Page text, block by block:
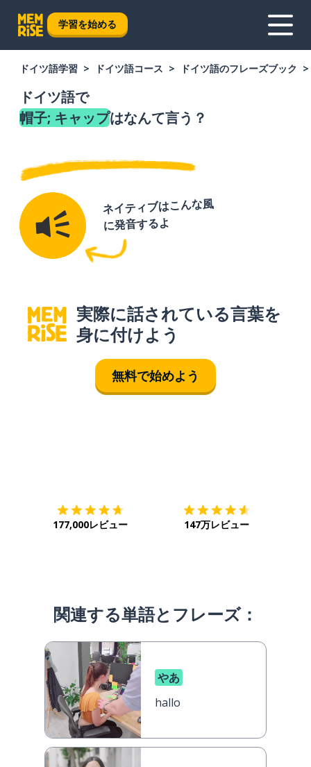
学習を始める
ドイツ語学習 ドイツ語コース ドイツ語のフレーズブック
ドイツ語で
帽子; キャップはなんて言う？
ネイティブはこんな風
に発音するよ
実際に話されている言葉を
身に付けよう
無料で始めよう
177,000レビュー 147万レビュー
関連する単語とフレーズ：
やあ
hallo